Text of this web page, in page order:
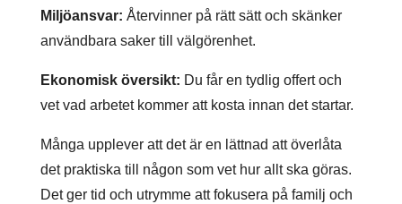
Miljöansvar: Återvinner på rätt sätt och skänker
användbara saker till välgörenhet.
Ekonomisk översikt: Du får en tydlig offert och
vet vad arbetet kommer att kosta innan det startar.
Många upplever att det är en lättnad att överlåta
det praktiska till någon som vet hur allt ska göras.
Det ger tid och utrymme att fokusera på familj och